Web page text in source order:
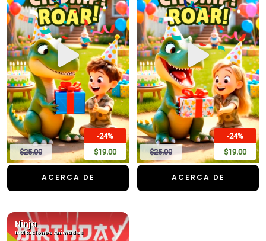
-24%
$19.00
$25.00
ACERCA DE
-24%
$19.00
$25.00
ACERCA DE
Ninja
Invitaciones Animadas